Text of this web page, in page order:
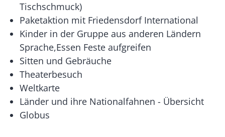
Tischschmuck)
Paketaktion mit Friedensdorf International
Kinder in der Gruppe aus anderen Ländern
Sprache,Essen Feste aufgreifen
Sitten und Gebräuche
Theaterbesuch
Weltkarte
Länder und ihre Nationalfahnen - Übersicht
Globus